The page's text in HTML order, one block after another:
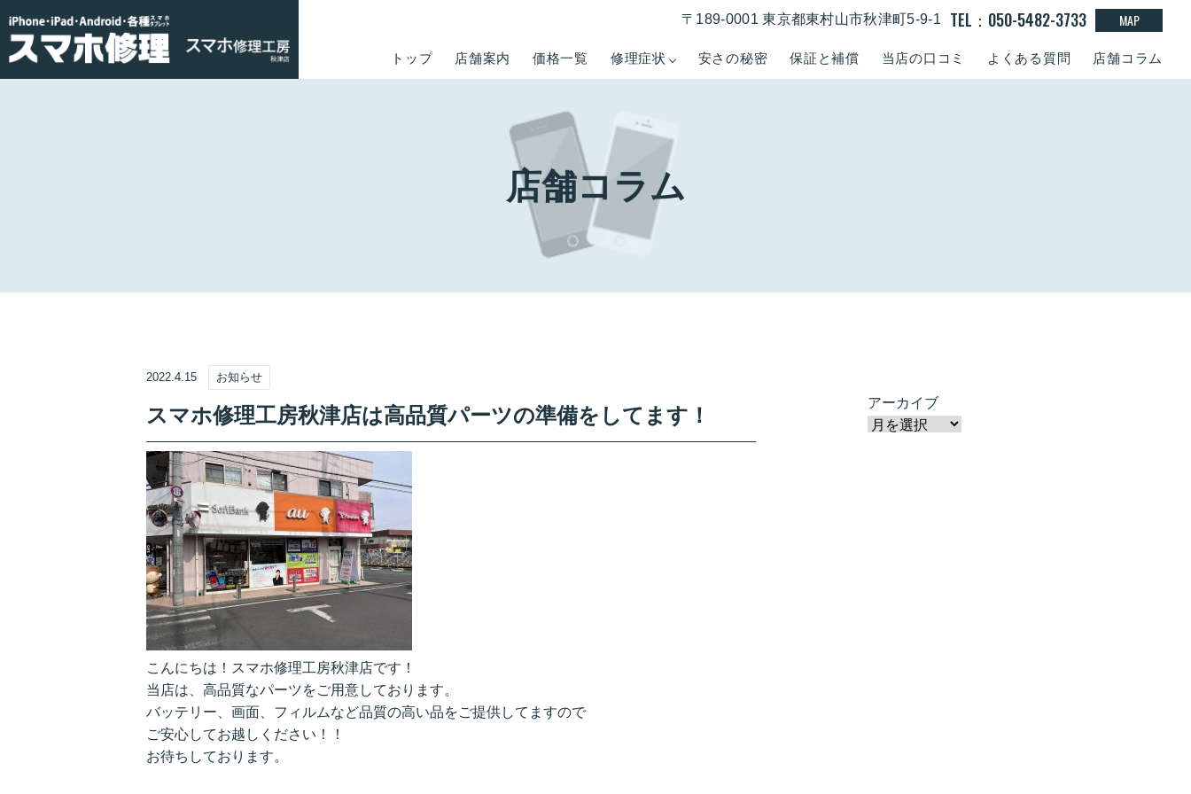
トップ 店舗案内 価格一覧 修理症状 安さの秘密 保証と補償 当店の口コミ よくある質問 店舗コラム
〒189-0001 東京都東村山市秋津町5-9-1 TEL：050-5482-3733 MAP
店舗コラム
2022.4.15 お知らせ
スマホ修理工房秋津店は高品質パーツの準備をしてます！
こんにちは！スマホ修理工房秋津店です！
当店は、高品質なパーツをご用意しております。
バッテリー、画面、フィルムなど品質の高い品をご提供してますので
ご安心してお越しください！！
お待ちしております。
アーカイブ